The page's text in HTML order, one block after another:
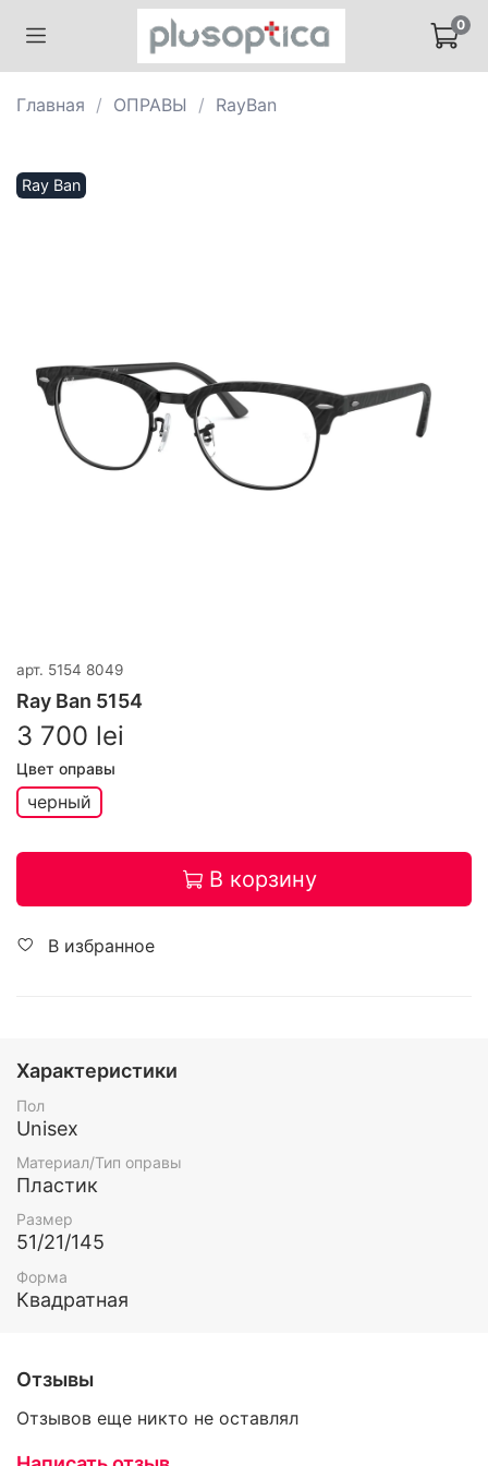
0
Главная ОПРАВЫ RayBan
Ray Ban
арт. 5154 8049
Ray Ban 5154
3 700 lei
Цвет оправы
черный
В корзину
В избранное
Характеристики
Пол
Unisex
Материал/Тип оправы
Пластик
Размер
51/21/145
Форма
Квадратная
Отзывы
Отзывов еще никто не оставлял